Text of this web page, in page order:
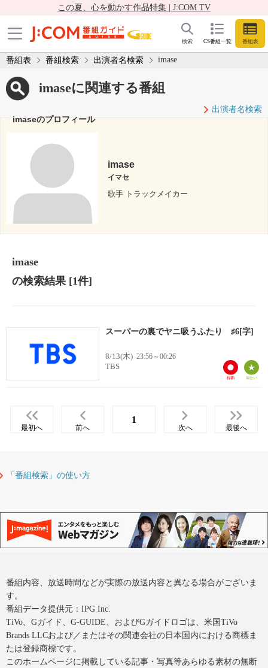
この夏、心を動かす作品特集 | J:COM TV
CS番組一覧 番組表
検索
番組表 番組検索 出演者名検索 imase
imaseに関連する番組
出演者名検索
imaseのプロフィール
imase
イマセ
歌手 トラックメイカー
imase
の検索結果[1件]
スーパーの裏でヤニ吸うふたり ♯6[字]
8/13(木) 23:56～00:26
TBS
最初へ 前へ
1
次へ 最後へ
「番組検索」の使い方
番組内容、放送時間などが実際の放送内容と異なる場合がございま
す。
番組データ提供元：IPG Inc.
TiVo、Gガイド、G-GUIDE、およびGガイドロゴは、米国TiVo
Brands LLCおよび／またはその関連会社の日本国内における商標ま
たは登録商標です。
このホームページに掲載している記事・写真等あらゆる素材の無断